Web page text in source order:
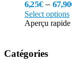
6,25€–67,90
Select options
Aperçu rapide
Catégories